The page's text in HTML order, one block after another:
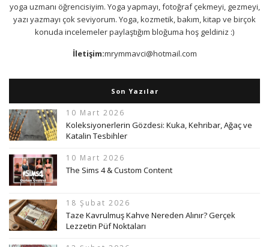
yoga uzmanı öğrencisiyim. Yoga yapmayı, fotoğraf çekmeyi, gezmeyi,
yazı yazmayı çok seviyorum. Yoga, kozmetik, bakım, kitap ve birçok
konuda incelemeler paylaştığım bloğuma hoş geldiniz :)
İletişim:mrymmavci@hotmail.com
Son Yazılar
10 Mart 2026
Koleksiyonerlerin Gözdesi: Kuka, Kehribar, Ağaç ve
Katalin Tesbihler
10 Mart 2026
The Sims 4 & Custom Content
18 Şubat 2026
Taze Kavrulmuş Kahve Nereden Alınır? Gerçek
Lezzetin Püf Noktaları